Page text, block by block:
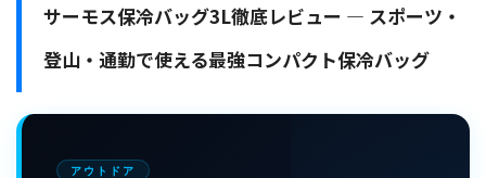
サーモス保冷バッグ3L徹底レビュー — スポーツ・
登山・通勤で使える最強コンパクト保冷バッグ
アウトドア